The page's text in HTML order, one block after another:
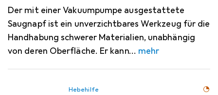
Der mit einer Vakuumpumpe ausgestattete
Saugnapf ist ein unverzichtbares Werkzeug für die
Handhabung schwerer Materialien, unabhängig
von deren Oberfläche. Er kann
mehr
Hebehilfe